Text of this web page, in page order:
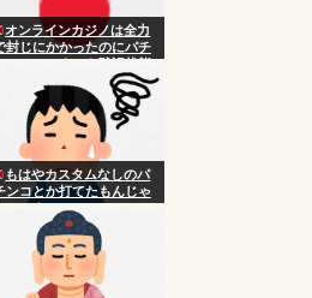
オンラインカジノは全力
封じにかかったのにパチ
コはいつまでも黙認状態
もはやカスタムなしのパ
ンコとか打てたもんじゃ
いのよ